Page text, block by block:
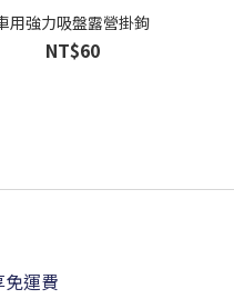
用強力吸盤露營掛鉤
NT$60
運費